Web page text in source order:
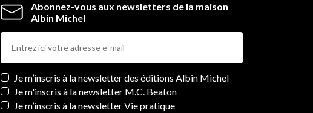
Abonnez-vous aux newsletters de la maison
Albin Michel
Newsletters
Je m’inscris à la newsletter des éditions Albin Michel
Je m'inscris à la newsletter M.C. Beaton
Je m’inscris à la newsletter Vie pratique